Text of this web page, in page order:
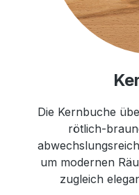
Die Kernbuche
rötlich-
um modernen
zugleich